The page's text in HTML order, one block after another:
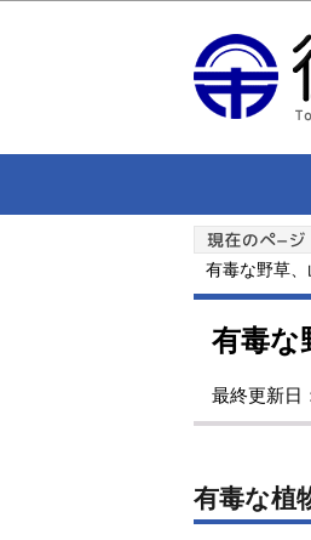
有毒な野草
有毒な
最終更新日
有毒な植